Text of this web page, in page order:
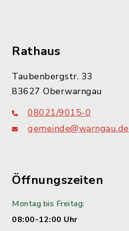
Rathaus
Taubenbergstr. 33
83627 Oberwarngau
08021/9015-0
gemeinde@warngau.de
Öffnungszeiten
Montag bis Freitag:
08:00-12:00 Uhr